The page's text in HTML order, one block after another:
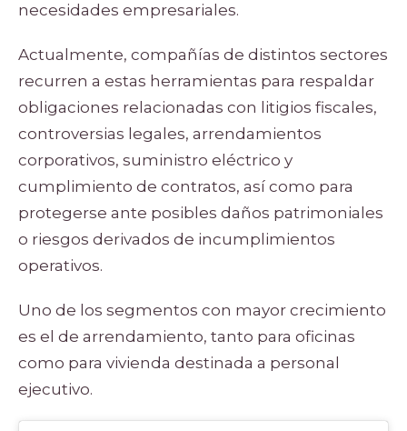
necesidades empresariales.
Actualmente, compañías de distintos sectores
recurren a estas herramientas para respaldar
obligaciones relacionadas con litigios fiscales,
controversias legales, arrendamientos
corporativos, suministro eléctrico y
cumplimiento de contratos, así como para
protegerse ante posibles daños patrimoniales
o riesgos derivados de incumplimientos
operativos.
Uno de los segmentos con mayor crecimiento
es el de arrendamiento, tanto para oficinas
como para vivienda destinada a personal
ejecutivo.